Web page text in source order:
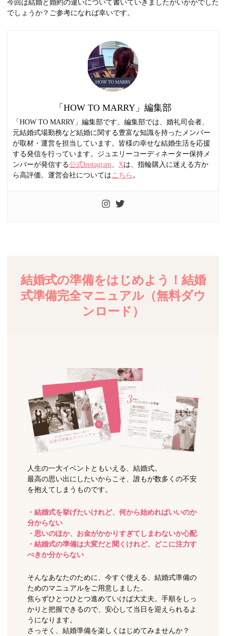
今回は結婚と婚約の違いについて書いていきましたがいかがでした
でしょうか？ご参考になれば幸いです。
「HOW TO MARRY」編集部
「HOW TO MARRY」編集部です。編集部では、婚礼司会者、
元結婚式場勤務など結婚に関する豊富な知識を持ったメンバー
が取材・運営を担当しています。皆様の幸せな結婚生活を応援
する発信を行っています。ジュエリーコーディネーター保持メ
ンバーが発信する公式Instagram、 Xは、指輪購入に迷える方か
ら高評価。運営会社については こちら 。
結婚式の準備をはじめよう！結婚
式準備完全マニュアル（無料ダウ
ンロード）
人生の一大イベントともいえる、結婚式。
最高の思い出にしたいからこそ、誰もが数多くの不安
を抱えてしまうものです。
・結婚式を挙げたいけれど、何から始めればいいのか
分からない
・思いのほか、お金がかかりすぎてしまわないか心配
・結婚式の準備は大変だと聞くけれど、どこに注力す
べきか分からない
そんなあなたのために、今すぐ使える、結婚式準備の
ためのマニュアルをご用意しました。
焦らずひとつひとつ進めていけば大丈夫。手順をしっ
かりと把握できるので、安心して当日を迎えられるよ
うになります。
さっそく、結婚準備を楽しくはじめてみませんか？